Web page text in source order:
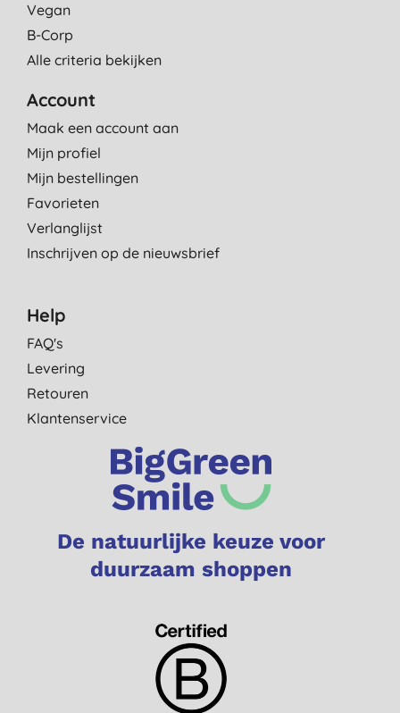
Vegan
B-Corp
Alle criteria bekijken
Account
Maak een account aan
Mijn profiel
Mijn bestellingen
Favorieten
Verlanglijst
Inschrijven op de nieuwsbrief
Help
FAQ's
Levering
Retouren
Klantenservice
De natuurlijke keuze voor
duurzaam shoppen